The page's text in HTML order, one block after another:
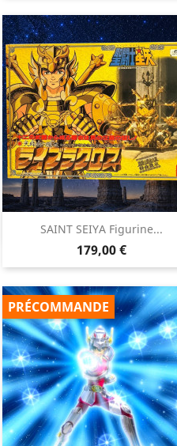
SAINT SEIYA Figurine...
Prix
179,00 €
Aperçu rapide
PRÉCOMMANDE